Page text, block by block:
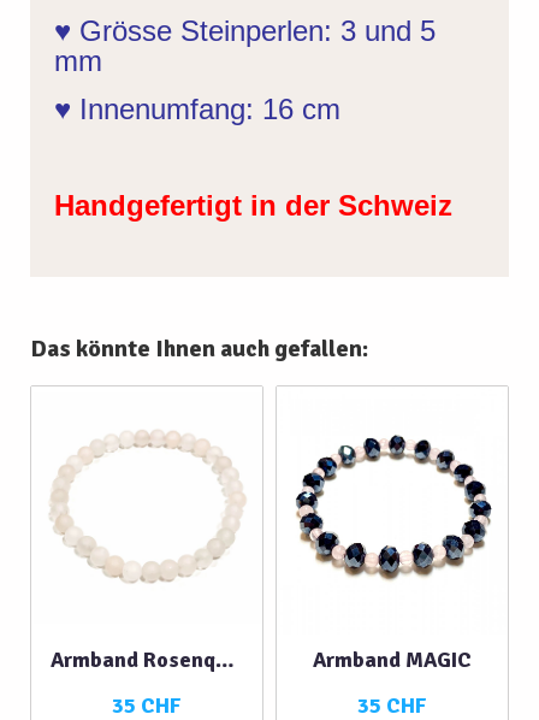
♥ Grösse Steinperlen: 3 und 5
mm
♥ Innenumfang: 16 cm
Handgefertigt in der Schweiz
Das könnte Ihnen auch gefallen:
Armband Rosenquarz matt
35 CHF
Armband MAGIC
35 CHF